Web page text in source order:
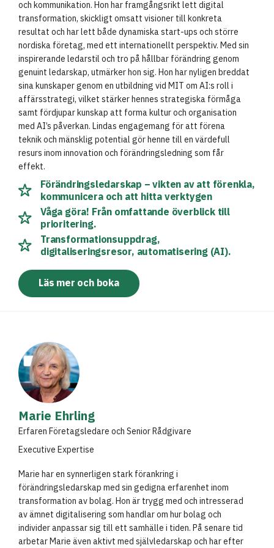
och kommunikation. Hon har framgångsrikt lett digital
transformation, skickligt omsatt visioner till konkreta
resultat och har lett både dynamiska start-ups och större
nordiska företag, med ett internationellt perspektiv. Med sin
inspirerande ledarstil och tro på hållbar förändring genom
genuint ledarskap, utmärker hon sig. Hon har nyligen breddat
sina kunskaper genom en utbildning vid MIT om AI:s roll i
affärsstrategi, vilket stärker hennes strategiska förmåga
samt fördjupar kunskap att forma kultur och organisation
med AI’s påverkan. Lindas engagemang för att förena
teknik och mänsklig potential gör henne till en värdefull
resurs inom innovation och förändringsledning som får
effekt.
Förändringsledarskap – vikten av att förenkla,
kommunicera och att hitta verktygen
Våga göra! Från omfattande överblick till
prioritering.
Transformationsuppdrag,
digitaliseringsresor, automatisering (AI).
Läs mer och boka
Marie Ehrling
Erfaren Företagsledare och Senior Rådgivare
Executive Expertise
Marie har en synnerligen stark förankring i
förändringsledarskap med sin gedigna erfarenhet inom
transformation av bolag. Hon är trygg med och intresserad
av ämnet digitalisering som handlar om hur bolag och
individer anpassar sig till ett samhälle i tiden. På senare tid
arbetar Marie även aktivt med självledarskap och har efter